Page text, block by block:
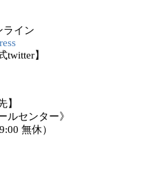
ライン
twitter】
】
ルセンター》
無休）